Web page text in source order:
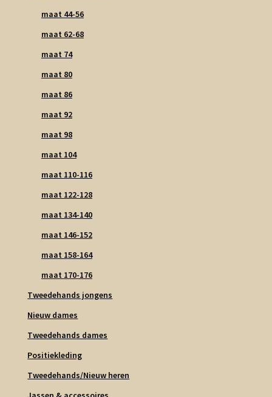
maat 44-56
maat 62-68
maat 74
maat 80
maat 86
maat 92
maat 98
maat 104
maat 110-116
maat 122-128
maat 134-140
maat 146-152
maat 158-164
maat 170-176
Tweedehands jongens
Nieuw dames
Tweedehands dames
Positiekleding
Tweedehands/Nieuw heren